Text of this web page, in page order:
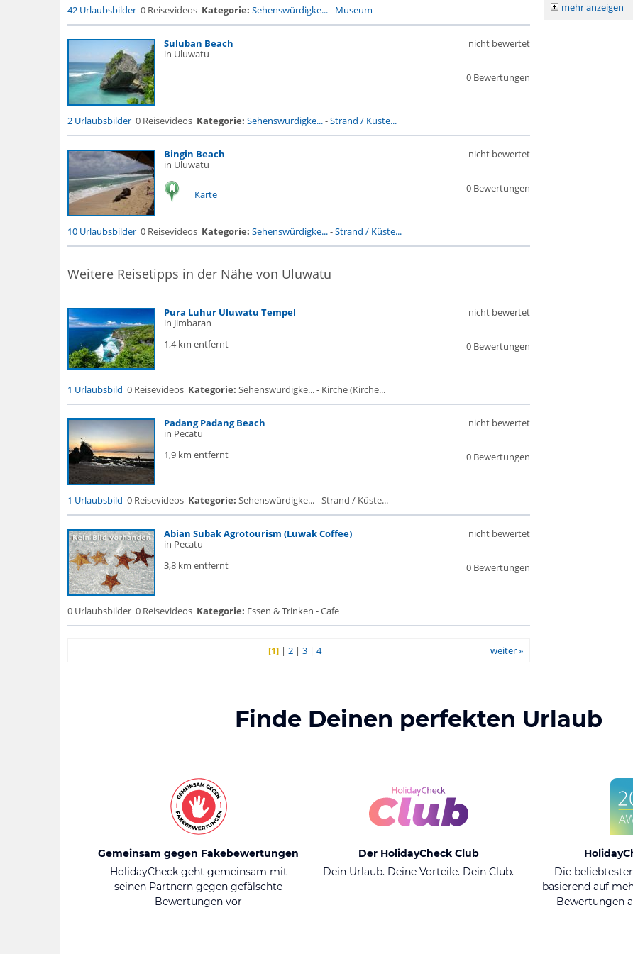
42 Urlaubsbilder 0 Reisevideos Kategorie: Sehenswürdigke...- Museum
Suluban Beach
in Uluwatu
0 Bewertungen
nicht bewertet
2 Urlaubsbilder 0 Reisevideos Kategorie: Sehenswürdigke...-Strand / Küste...
Bingin Beach
in Uluwatu
Karte 0 Bewertungen
nicht bewertet
10 Urlaubsbilder 0 Reisevideos Kategorie: Sehenswürdigke...-Strand / Küste...
Weitere Reisetipps in der Nähe von Uluwatu
Pura Luhur Uluwatu Tempel
in Jimbaran
1,4 km entfernt
0 Bewertungen
nicht bewertet
1 Urlaubsbild 0 Reisevideos Kategorie: Sehenswürdigke... - Kirche (Kirche...
Padang Padang Beach
in Pecatu
1,9 km entfernt
0 Bewertungen
nicht bewertet
1 Urlaubsbild 0 Reisevideos Kategorie: Sehenswürdigke... - Strand / Küste...
Abian Subak Agrotourism (Luwak Coffee)
in Pecatu
3,8 km entfernt
0 Bewertungen
nicht bewertet
0 Urlaubsbilder 0 Reisevideos Kategorie: Essen & Trinken - Cafe
[1]| 2| 3| 4 weiter »
mehr anzeigen
Finde Deinen perfekten Urlaub
Gemeinsam gegen Fakebewertungen
HolidayCheck geht gemeinsam mit
seinen Partnern gegen gefälschte
Bewertungen vor
Der HolidayCheck Club
Dein Urlaub. Deine Vorteile. Dein Club.
Die
basierend auf
Bewertungen